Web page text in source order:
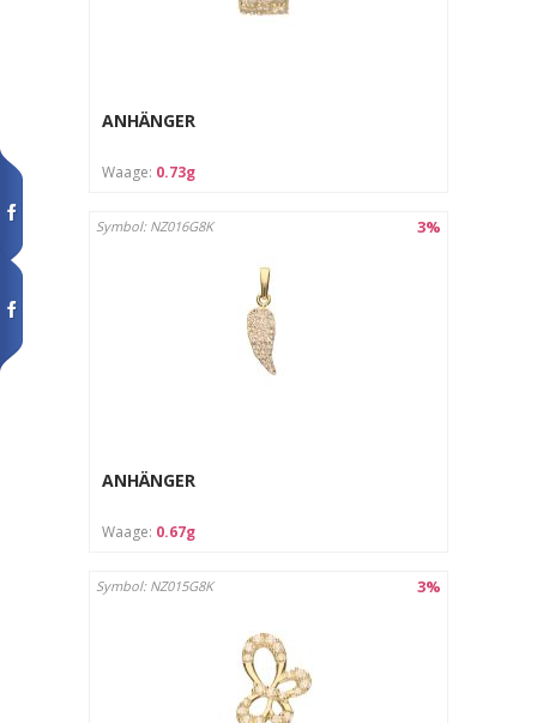
ANHÄNGER
Waage: 0.73g
3%
Symbol: NZ016G8K
ANHÄNGER
Waage: 0.67g
3%
Symbol: NZ015G8K